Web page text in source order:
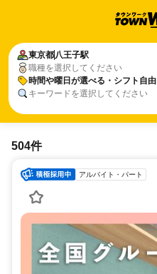
東京都八王子駅
職種を選択してください
時間や曜日が選べる・シフト自由
キーワードを選択してください
504件
アルバイト・パート